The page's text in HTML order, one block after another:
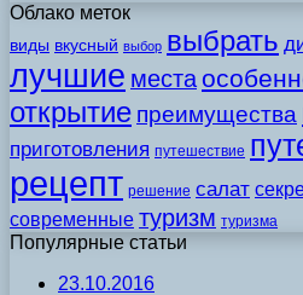
Облако меток
виды вкусный выбор выбрать
лучшие места
открытие преимущества
приготовления путешествие
рецепт решение салат
современные туризм туризма
Популярные статьи
23.10.2016